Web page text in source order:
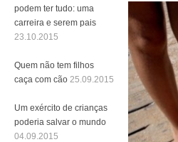
podem ter tudo: uma
carreira e serem pais
23.10.2015
Quem não tem filhos
caça com cão 25.09.2015
Um exército de crianças
poderia salvar o mundo
04.09.2015